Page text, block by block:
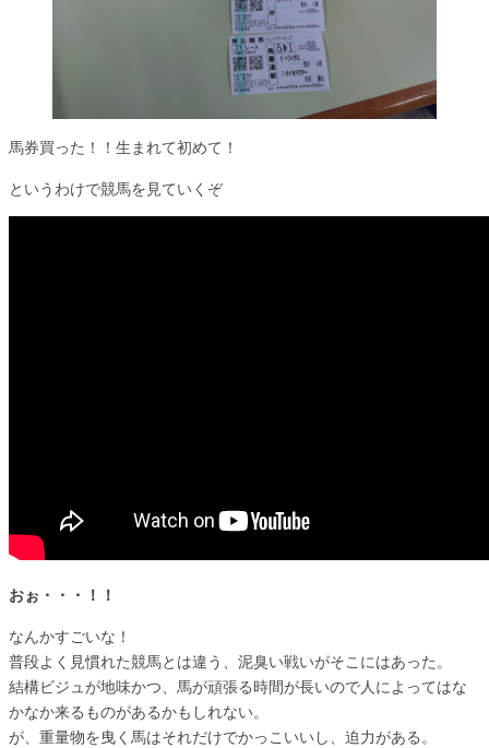
馬券買った！！生まれて初めて！
というわけで競馬を見ていくぞ
おぉ・・・！！
なんかすごいな！
普段よく見慣れた競馬とは違う、泥臭い戦いがそこにはあった。
結構ビジュが地味かつ、馬が頑張る時間が長いので人によってはな
かなか来るものがあるかもしれない。
が、重量物を曳く馬はそれだけでかっこいいし、迫力がある。